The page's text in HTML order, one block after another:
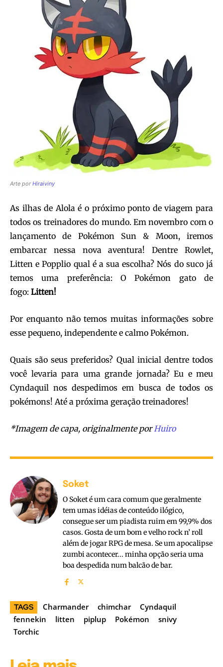
Arte porHiraiviny
As ilhas de Alola é o próximo ponto de viagem para
todos os treinadores do mundo. Em novembro com o
lançamento de Pokémon Sun & Moon, iremos
embarcar nessa nova aventura! Dentre Rowlet,
Litten e Popplio qual é a sua escolha? Nós do suco já
temos uma preferência: O Pokémon gato de
fogo: Litten!
Por enquanto não temos muitas informações sobre
esse pequeno, independente e calmo Pokémon.
Quais são seus preferidos? Qual inicial dentre todos
você levaria para uma grande jornada? Eu e meu
Cyndaquil nos despedimos em busca de todos os
pokémons! Até a próxima geração treinadores!
*Imagem de capa, originalmente por Huiro
Soket
O Soket é um cara comum que geralmente
tem umas idéias de conteúdo ilógico,
consegue ser um piadista ruim em 99,9% dos
casos. Gosta de um bom e velho rock n’ roll
além de jogar RPG de mesa. Se um apocalipse
zumbi acontecer... minha opção seria uma
boa despedida num balcão de bar.
TAGS Charmander chimchar
Cyndaquil
fennekin
litten piplup Pokémon
snivy
Torchic